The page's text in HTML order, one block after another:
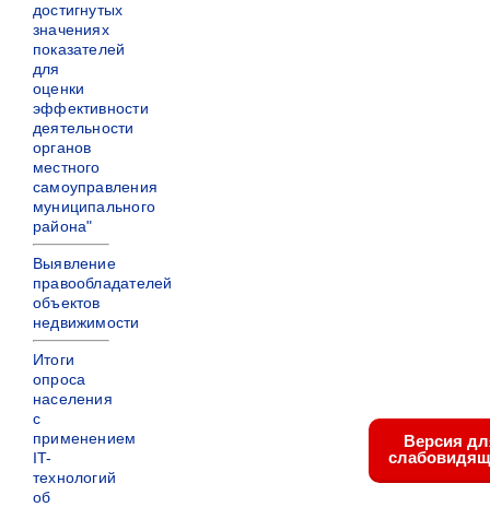
достигнутых
значениях
показателей
для
оценки
эффективности
деятельности
органов
местного
самоуправления
муниципального
района"
Выявление
правообладателей
объектов
недвижимости
Итоги
опроса
населения
с
применением
IT-
технологий
об
Версия